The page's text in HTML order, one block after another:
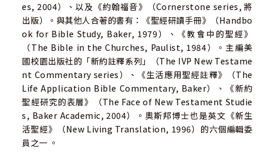
es, 2004）、以及《約翰福音》（Cornerstone series, 將
出版）。與其他人合著的書有：《聖經研讀手冊》（Handbo
ok for Bible Study, Baker, 1979）、《教會中的聖經》
（The Bible in the Churches, Paulist, 1984）。主編美
國校園出版社的「新約註釋系列」（The IVP New Testame
nt Commentary series）、《生活應用聖經註釋》（The
Life Application Bible Commentary, Baker）、《新約
聖經研究的表層》（The Face of New Testament Studie
s, Baker Academic, 2004）。奧斯邦博士也是英文《新生
活聖經》（New Living Translation, 1996）的六個編輯委
員之一 。